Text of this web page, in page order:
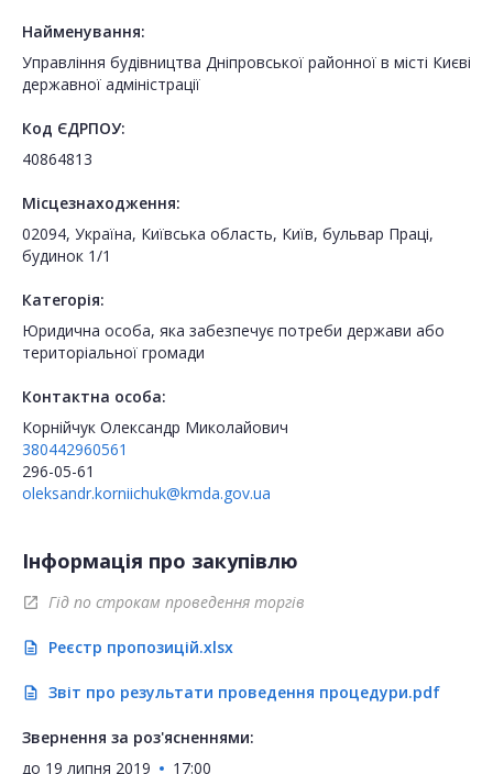
Найменування:
Управління будівництва Дніпровської районної в місті Києві
державної адміністрації
Код ЄДРПОУ:
40864813
Місцезнаходження:
02094, Україна, Київська область, Київ, бульвар Праці,
будинок 1/1
Категорія:
Юридична особа, яка забезпечує потреби держави або
територіальної громади
Контактна особа:
Корнійчук Олександр Миколайович
380442960561
296-05-61
oleksandr.korniichuk@kmda.gov.ua
Інформація про закупівлю
open_in_new Гід по строкам проведення торгів
description Реєстр пропозицій.xlsx
description Звіт про результати проведення процедури.pdf
Звернення за роз'ясненнями:
до 19 липня 2019 17:00